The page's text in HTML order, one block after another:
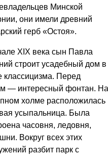
Минской
они имели древний
герб «Остоя».
XIX века сын Павла
строит усадебный дом в
классицизма. Перед
— интересный фонтан. На
холме расположилась
усыпальница. Была
часовня, ледовня,
Вокруг всех этих
разбит парк с